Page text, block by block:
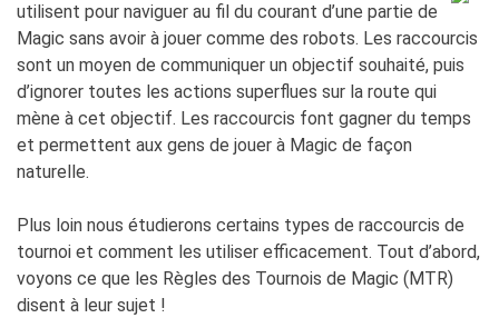
utilisent pour naviguer au fil du courant d’une partie de
Magic sans avoir à jouer comme des robots. Les raccourcis
sont un moyen de communiquer un objectif souhaité, puis
d’ignorer toutes les actions superflues sur la route qui
mène à cet objectif. Les raccourcis font gagner du temps
et permettent aux gens de jouer à Magic de façon
naturelle.
Plus loin nous étudierons certains types de raccourcis de
tournoi et comment les utiliser efficacement. Tout d’abord,
voyons ce que les Règles des Tournois de Magic (MTR)
disent à leur sujet !